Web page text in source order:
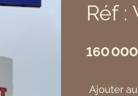
Réf :
160
Ajouter